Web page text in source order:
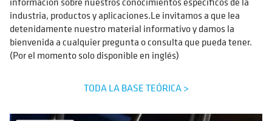
industria, productos y aplicaciones.Le invitamos a que lea
detenidamente nuestro material informativo y damos la
bienvenida a cualquier pregunta o consulta que pueda tener.
(Por el momento solo disponible en inglés)
TODA LA BASE TEÓRICA >